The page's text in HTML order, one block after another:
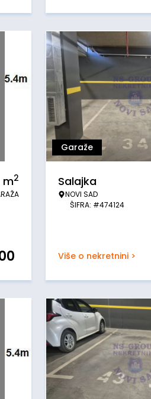
m2
Garaže
Salajka
NOVI SAD
ŠIFRA: #474124
Više o nekretnini >